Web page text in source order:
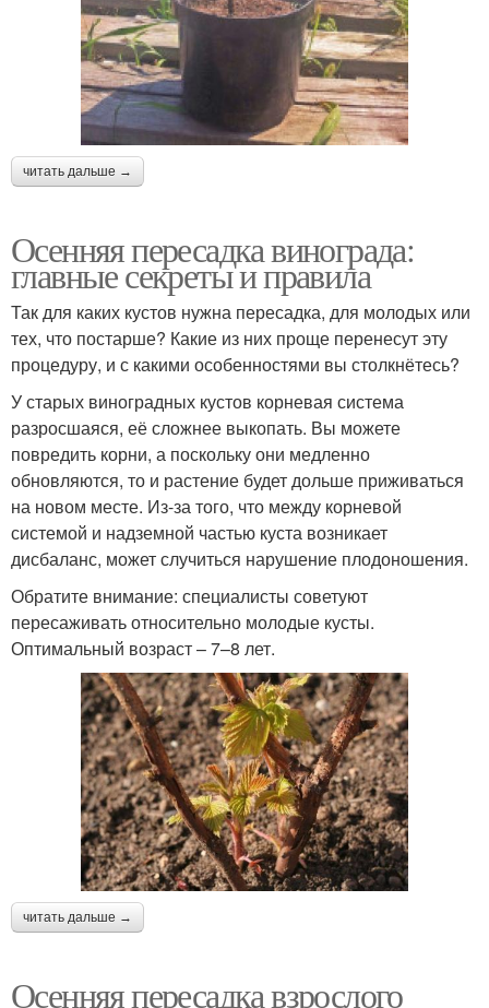
читать дальше →
Осенняя пересадка винограда:
главные секреты и правила
Так для каких кустов нужна пересадка, для молодых или
тех, что постарше? Какие из них проще перенесут эту
процедуру, и с какими особенностями вы столкнётесь?
У старых виноградных кустов корневая система
разросшаяся, её сложнее выкопать. Вы можете
повредить корни, а поскольку они медленно
обновляются, то и растение будет дольше приживаться
на новом месте. Из-за того, что между корневой
системой и надземной частью куста возникает
дисбаланс, может случиться нарушение плодоношения.
Обратите внимание: специалисты советуют
пересаживать относительно молодые кусты.
Оптимальный возраст – 7–8 лет.
читать дальше →
Осенняя пересадка взрослого